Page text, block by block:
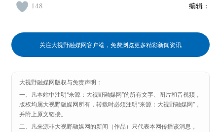
编辑：
148
关注大视野融媒网客户端，免费浏览更多精彩新闻资讯
大视野融媒网版权与免责声明：
一、凡本站中注明“来源：大视野融媒网”的所有文字、图片和音视频，
版权均属大视野融媒网所有，转载时必须注明“来源：大视野融媒网”，
并附上原文链接。
二、凡来源非大视野融媒网的新闻（作品）只代表本网传播该消息，